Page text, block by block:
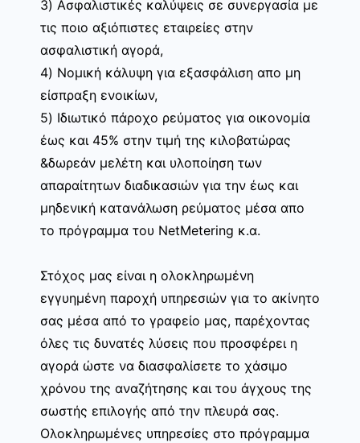
3) Ασφαλιστικές καλύψεις σε συνεργασία με
τις ποιο αξιόπιστες εταιρείες στην
ασφαλιστική αγορά,
4) Νομική κάλυψη για εξασφάλιση απο μη
είσπραξη ενοικίων,
5) Ιδιωτικό πάροχο ρεύματος για οικονομία
έως και 45% στην τιμή της κιλοβατώρας
&δωρεάν μελέτη και υλοποίηση των
απαραίτητων διαδικασιών για την έως και
μηδενική κατανάλωση ρεύματος μέσα απο
το πρόγραμμα του NetMetering κ.α.
Στόχος μας είναι η ολοκληρωμένη
εγγυημένη παροχή υπηρεσιών για το ακίνητο
σας μέσα από το γραφείο μας, παρέχοντας
όλες τις δυνατές λύσεις που προσφέρει η
αγορά ώστε να διασφαλίσετε το χάσιμο
χρόνου της αναζήτησης και του άγχους της
σωστής επιλογής από την πλευρά σας.
Ολοκληρωμένες υπηρεσίες στο πρόγραμμα